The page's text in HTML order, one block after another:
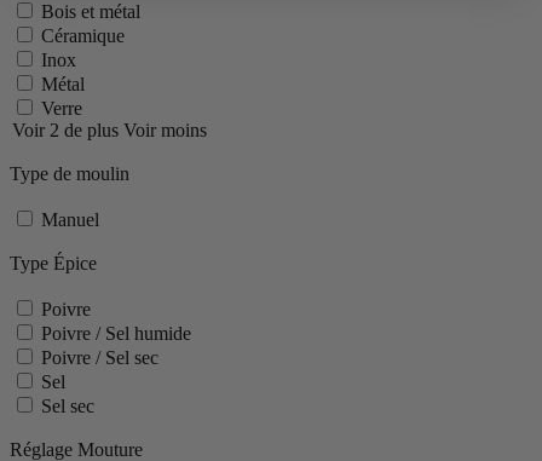
Bois et métal
Céramique
Inox
Métal
Verre
Voir 2 de plus Voir moins
Type de moulin
Manuel
Type Épice
Poivre
Poivre / Sel humide
Poivre / Sel sec
Sel
Sel sec
Réglage Mouture